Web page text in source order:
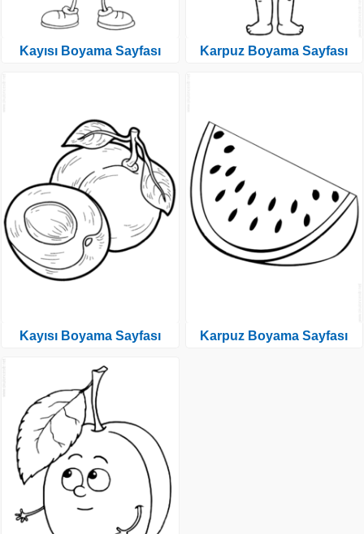
Kayısı Boyama Sayfası
Kayısı Boyama Sayfası
Karpuz Boyama Sayfası
Karpuz Boyama Sayfası